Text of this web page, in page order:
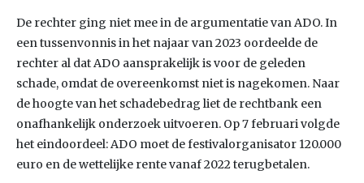
De rechter ging niet mee in de argumentatie van ADO. In
een tussenvonnis in het najaar van 2023 oordeelde de
rechter al dat ADO aansprakelijk is voor de geleden
schade, omdat de overeenkomst niet is nagekomen. Naar
de hoogte van het schadebedrag liet de rechtbank een
onafhankelijk onderzoek uitvoeren. Op 7 februari volgde
het eindoordeel: ADO moet de festivalorganisator 120.000
euro en de wettelijke rente vanaf 2022 terugbetalen.